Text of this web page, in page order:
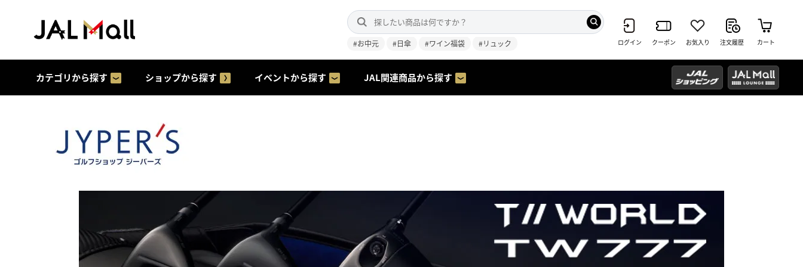
#お中元 #日傘 #ワイン福袋 #リュック ログイン クーポン お気入り 注文履歴 カート
カテゴリから探す ショップから探す イベントから探す JAL関連商品から探す